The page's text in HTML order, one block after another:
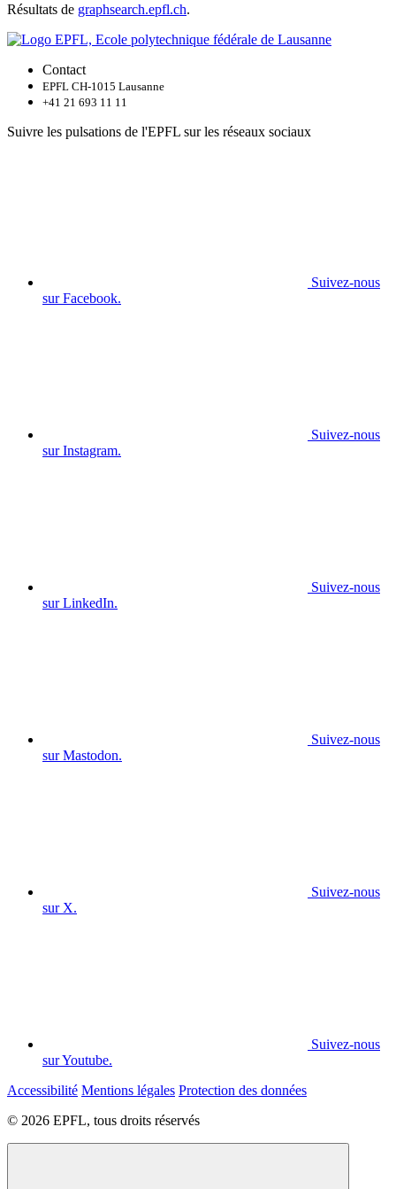
Résultats de graphsearch.epfl.ch.
Contact
EPFL CH-1015 Lausanne
+41 21 693 11 11
Suivre les pulsations de l'EPFL sur les réseaux sociaux
Suivez-nous
sur Facebook.
Suivez-nous
sur Instagram.
Suivez-nous
sur LinkedIn.
Suivez-nous
sur Mastodon.
Suivez-nous
sur X.
Suivez-nous
sur Youtube.
Accessibilité Mentions légales Protection des données
© 2026 EPFL, tous droits réservés